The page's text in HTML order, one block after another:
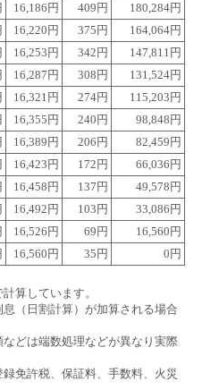
16,186円 409円
180,284円
16,220円 375円
164,064円
16,253円 342円
147,811円
16,287円 308円
131,524円
16,321円 274円
115,203円
16,355円 240円
98,848円
16,389円 206円
82,459円
16,423円 172円
66,036円
16,458円 137円
49,578円
16,492円 103円
33,086円
16,526円 69円
16,560円
16,560円 35円
0円
算しています。
（日割計算）が加算される場合
どは端数処理などが異なり実際
免許税、保証料、手数料、火災